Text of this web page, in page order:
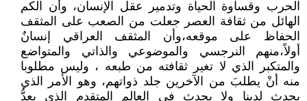
الحرب وقساوة الحياة وتدمير عقل الإنسان، وأن الكم
الهائل من ثقافة العصر جعلت من الصعب على المثقف
الحفاظ على موقعه،وأن المثقف العراقي إنسانٌ
أولاً،منهم النرجسي والموضوعي والذاتي والمتواضع
والمتكبر الذي لا تغير ثقافته من طبعه ، وليس مطلوبا
منه أنْ يطلبَ من الآخرين جلد ذواتهم، وهو الأمر الذي
يحدث لدينا ولا يحدث في العالم المتقدم الذي يعدُّ